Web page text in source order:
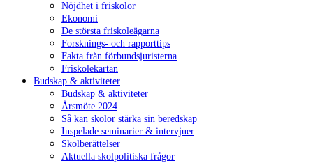
Nöjdhet i friskolor
Ekonomi
De största friskoleägarna
Forsknings- och rapporttips
Fakta från förbundsjuristerna
Friskolekartan
Budskap & aktiviteter
Budskap & aktiviteter
Årsmöte 2024
Så kan skolor stärka sin beredskap
Inspelade seminarier & intervjuer
Skolberättelser
Aktuella skolpolitiska frågor